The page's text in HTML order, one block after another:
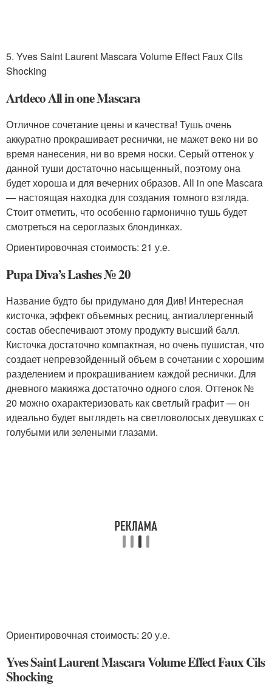
5. Yves Saint Laurent Mascara Volume Effeсt Faux Cils
Shocking
Artdeco All in one Mascara
Отличное сочетание цены и качества! Тушь очень
аккуратно прокрашивает реснички, не мажет веко ни во
время нанесения, ни во время носки. Серый оттенок у
данной туши достаточно насыщенный, поэтому она
будет хороша и для вечерних образов. All in one Mascara
— настоящая находка для создания томного взгляда.
Стоит отметить, что особенно гармонично тушь будет
смотреться на сероглазых блондинках.
Ориентировочная стоимость: 21 у.е.
Pupa Diva’s Lashes № 20
Название будто бы придумано для Див! Интересная
кисточка, эффект объемных ресниц, антиаллергенный
состав обеспечивают этому продукту высший балл.
Кисточка достаточно компактная, но очень пушистая, что
создает непревзойденный объем в сочетании с хорошим
разделением и прокрашиванием каждой реснички. Для
дневного макияжа достаточно одного слоя. Оттенок №
20 можно охарактеризовать как светлый графит — он
идеально будет выглядеть на светловолосых девушках с
голубыми или зелеными глазами.
Ориентировочная стоимость: 20 у.е.
Yves Saint Laurent Mascara Volume Effeсt Faux Cils
Shocking